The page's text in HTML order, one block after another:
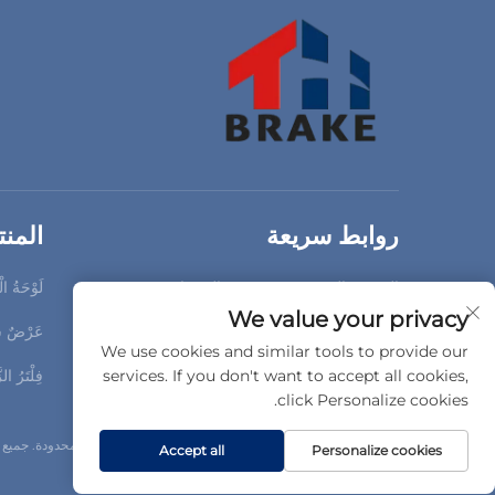
روابط سريعة
الصفحة الرئيسية المنتجات
من نحن
الأخبار اتصل بنا
لَوْحَةُ
عَرْضٌ
فِلْتَرُ
حقوق النسخ © شركة غوتشنغ تايهوا لقطع الغيار السيارات المحدودة.
We value your privacy
We use cookies and similar tools to provide our
services. If you don't want to accept all cookies,
click Personalize cookies.
Personalize cookies
Accept all